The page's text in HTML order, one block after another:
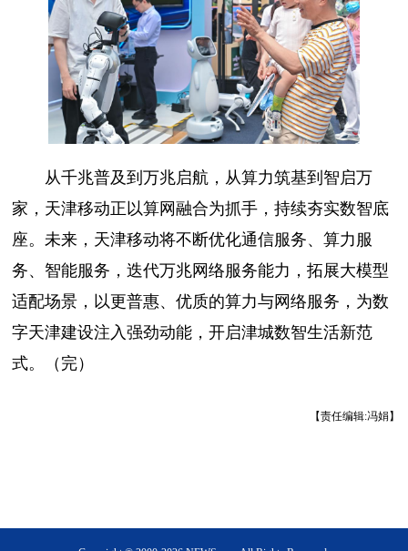
从千兆普及到万兆启航，从算力筑基到智启万
家，天津移动正以算网融合为抓手，持续夯实数智底
座。未来，天津移动将不断优化通信服务、算力服
务、智能服务，迭代万兆网络服务能力，拓展大模型
适配场景，以更普惠、优质的算力与网络服务，为数
字天津建设注入强劲动能，开启津城数智生活新范
式。（完）
【责任编辑:冯娟】